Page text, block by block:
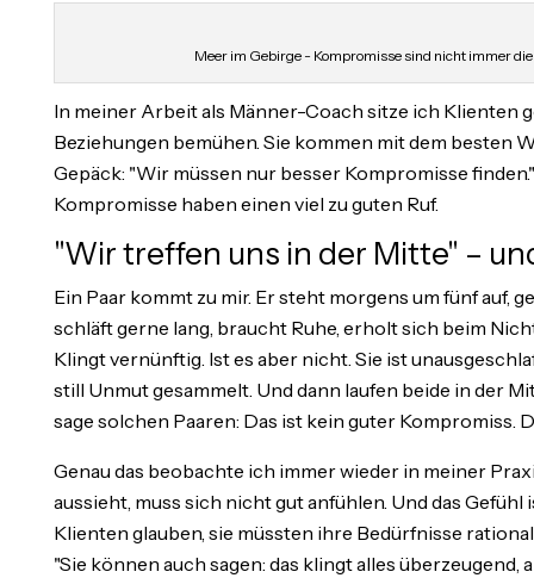
Meer im Gebirge - Kompromisse sind nicht immer
In meiner Arbeit als Männer-Coach sitze ich Klienten
Beziehungen bemühen. Sie kommen mit dem besten
Gepäck: "Wir müssen nur besser Kompromisse
Kompromisse haben einen viel zu guten Ruf.
"Wir treffen uns in der Mitte" –
Ein Paar kommt zu mir. Er steht morgens um fünf auf,
schläft gerne lang, braucht Ruhe, erholt sich beim
Klingt vernünftig. Ist es aber nicht. Sie ist
still Unmut gesammelt. Und dann laufen beide in der
sage solchen Paaren: Das ist kein guter Kompromiss.
Genau das beobachte ich immer wieder in meiner
aussieht, muss sich nicht gut anfühlen. Und das
Klienten glauben, sie müssten ihre Bedürfnisse
"Sie können auch sagen: das klingt alles